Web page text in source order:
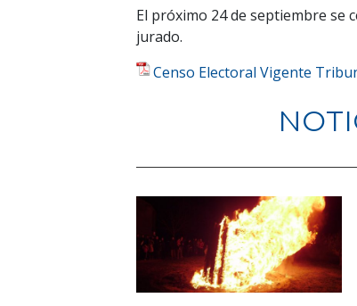
El próximo 24 de septiembre se
jurado.
Censo Electoral Vigente